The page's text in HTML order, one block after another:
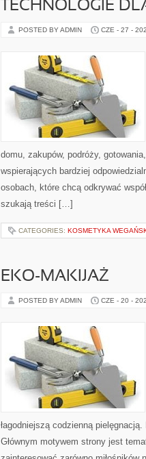
TECHNOLOGIE
POSTED BY ADMIN CZE - 27 -
domu, zakupów, podróży,
wspierających bardziej
osobach, które chcą odkrywać
szukają treści […]
CATEGORIES: KOSMETYKA
EKO-MAKIJAŻ
POSTED BY ADMIN CZE - 20 -
łagodniejszą codzienną
Głównym motywem strony jest